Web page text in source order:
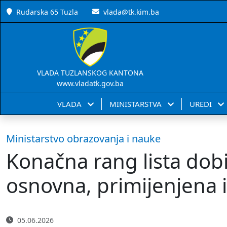
Rudarska 65 Tuzla vlada@tk.kim.ba
VLADA TUZLANSKOG KANTONA
www.vladatk.gov.ba
VLADA MINISTARSTVA UREDI
Ministarstvo obrazovanja i nauke
Konačna rang lista
osnovna, primijenjena
05.06.2026